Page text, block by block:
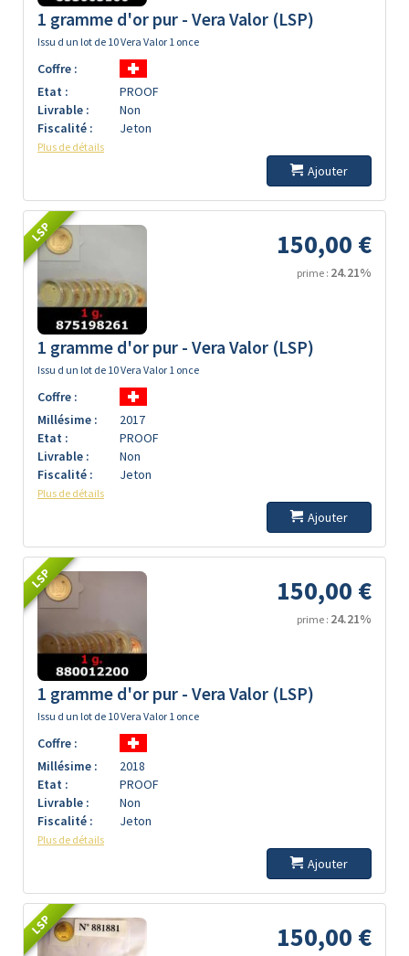
1 gramme d'or pur - Vera Valor (LSP)
Issu d un lot de 10 Vera Valor 1 once
Coffre :
Etat :
PROOF
Livrable :
Non
Fiscalité :
Jeton
Plus de détails
Ajouter
LSP 150,00 €
prime : 24.21%
1 gramme d'or pur - Vera Valor (LSP)
Issu d un lot de 10 Vera Valor 1 once
Coffre :
Millésime :
2017
Etat :
PROOF
Livrable :
Non
Fiscalité :
Jeton
Plus de détails
Ajouter
LSP 150,00 €
prime : 24.21%
1 gramme d'or pur - Vera Valor (LSP)
Issu d un lot de 10 Vera Valor 1 once
Coffre :
Millésime :
2018
Etat :
PROOF
Livrable :
Non
Fiscalité :
Jeton
Plus de détails
Ajouter
LSP 150,00 €